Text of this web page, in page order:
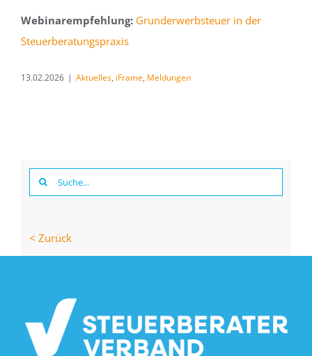
Webinarempfehlung: Grunderwerbsteuer in der
Steuerberatungspraxis
13.02.2026 | Aktuelles, iFrame, Meldungen
Suche
nach:
< Zurück